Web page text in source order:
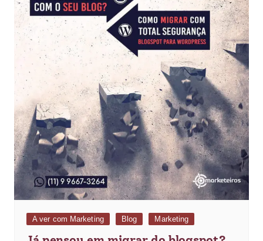
A ver com Marketing Blog Marketing